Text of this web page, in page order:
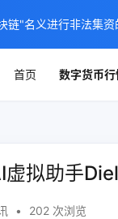
首页 数字货币行
虚拟助手
• 202 次浏览
链"名义进行非法集资